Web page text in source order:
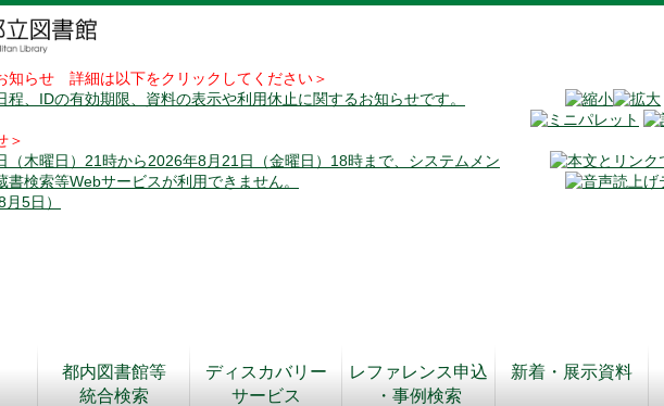
知らせ 詳細は以下をクリックしてください＞
程、IDの有効期限、資料の表示や利用休止に関するお知らせです。
＞
（木曜日）21時から2026年8月21日（金曜日）18時まで、システムメン
書検索等Webサービスが利用できません。
5日）
都内図書館等
統合検索
ディスカバリー
サービス
レファレンス申込
・事例検索
新着・展示資料